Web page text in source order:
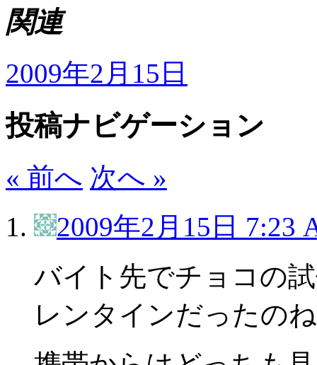
関連
2009年2月15日
投稿ナビゲーション
« 前へ 次へ »
2009年2月15日 7:23
バイト先でチョコの
レンタインだったの